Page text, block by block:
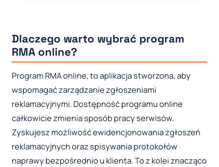
Dlaczego warto wybrać program
RMA online?
Program RMA online, to aplikacja stworzona, aby
wspomagać zarządzanie zgłoszeniami
reklamacyjnymi. Dostępność programu online
całkowicie zmienia sposób pracy serwisów.
Zyskujesz możliwość ewidencjonowania zgłoszeń
reklamacyjnych oraz spisywania protokołów
naprawy bezpośrednio u klienta. To z kolei znacząco